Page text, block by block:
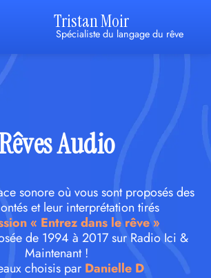
Tristan Moir
Spécialiste du langage du rêve
Audio
sonore où vous sont proposés des
et leur interprétation tirés
« Entrez dans le rêve »
de 1994 à 2017 sur Radio Ici &
Maintenant !
choisis par Danielle D